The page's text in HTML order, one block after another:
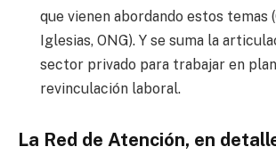
que vienen abordando estos temas
Iglesias, ONG). Y se suma la
sector privado para trabajar en
revinculación laboral.
La Red de Atención, en